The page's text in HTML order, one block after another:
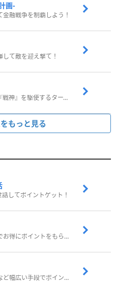
画-
融戦争を制覇しよう！
て敵を迎え撃て！
武器の『アビリティ』と『戦神』を駆使するターン制コマンドバトルRPG！
もっと見る
話してポイントゲット！
歩いてポイ活！日常生活でお得にポイントをもらおう
歩いたりアンケート回答など幅広い手段でポイントをゲット